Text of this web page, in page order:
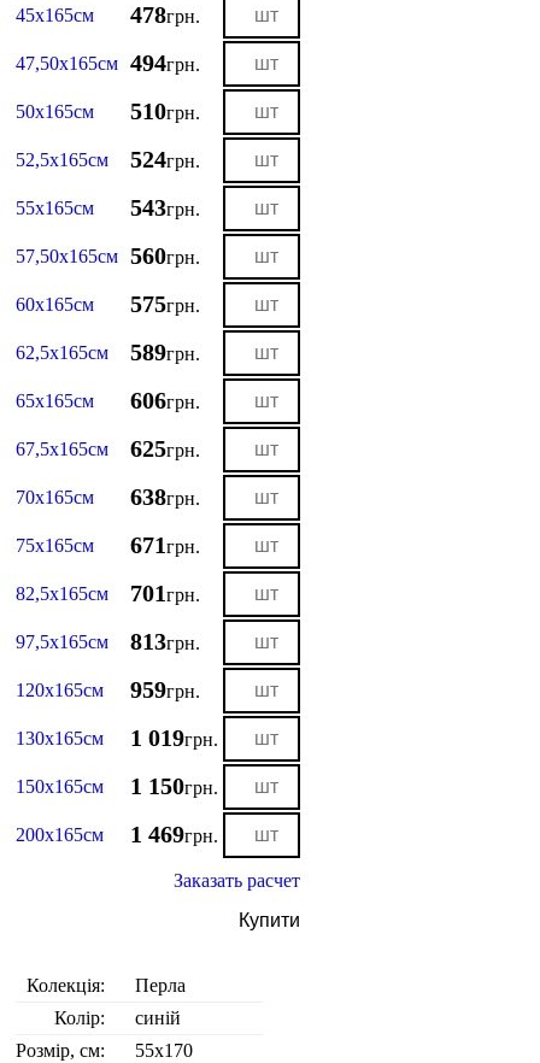
45х165см 478грн.
47,50х165см 494грн.
50х165см 510грн.
52,5х165см 524грн.
55х165см 543грн.
57,50х165см 560грн.
60х165см 575грн.
62,5х165см 589грн.
65х165см 606грн.
67,5х165см 625грн.
70х165см 638грн.
75х165см 671грн.
82,5х165см 701грн.
97,5х165см 813грн.
120х165см 959грн.
130х165см 1 019грн.
150х165см 1 150грн.
200х165см 1 469грн.
Заказать расчет
Купити
Колекція:
Перла
Колір:
синій
Розмір, см:
55х170